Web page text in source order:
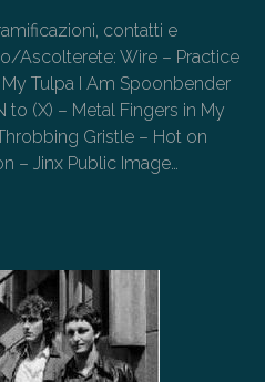
contatti e
Ascolterete: Wire – Practice
Tulpa I Am Spoonbender
(X) – Metal Fingers in My
Gristle – Hot on
– Jinx Public Image…